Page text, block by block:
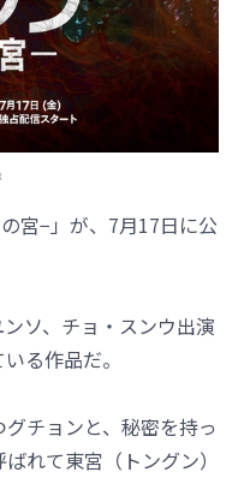
宮−」が、7月17日に公
ソ、チョ・スンウ出演
る作品だ。
チョンと、秘密を持っ
れて東宮（トングン）